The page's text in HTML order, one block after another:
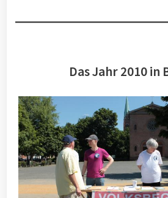
Das Jahr 2010 in